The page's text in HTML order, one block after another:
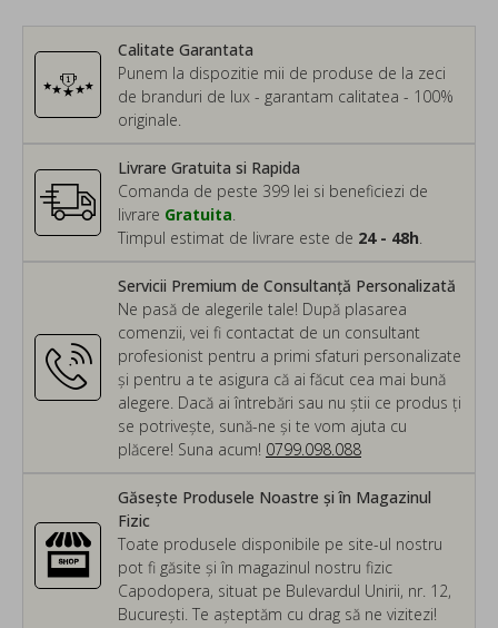
Calitate Garantata
Punem la dispozitie mii de produse de la zeci
de branduri de lux - garantam calitatea - 100%
originale.
Servicii Premium de Consultanță Personalizată
Ne pasă de alegerile tale! După plasarea
comenzii, vei fi contactat de un consultant
profesionist pentru a primi sfaturi personalizate
și pentru a te asigura că ai făcut cea mai bună
alegere. Dacă ai întrebări sau nu știi ce produs ți
se potrivește, sună-ne și te vom ajuta cu
plăcere! Suna acum! 0799.098.088
Livrare Gratuita si Rapida
Comanda de peste 399 lei si beneficiezi de
livrare Gratuita
Timpul estimat de livrare este de 24 - 48h
Găsește Produsele Noastre și în Magazinul
Fizic
Toate produsele disponibile pe site-ul nostru
pot fi găsite și în magazinul nostru fizic
Capodopera, situat pe Bulevardul Unirii, nr. 12,
București. Te așteptăm cu drag să ne vizitezi!